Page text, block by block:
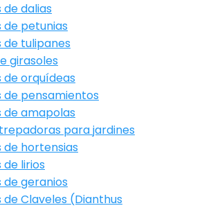
dalias
de petunias
de tulipanes
girasoles
de orquídeas
de pensamientos
de amapolas
para jardines
de hortensias
lirios
de geranios
de Claveles (Dianthus